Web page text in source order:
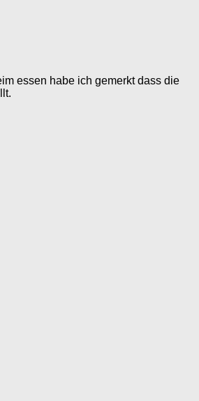
essen habe ich gemerkt dass die